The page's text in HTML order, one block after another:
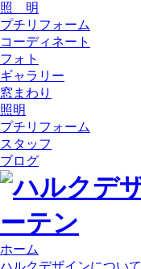
照 明
プチリフォーム
コーディネート
フォト
ギャラリー
窓まわり
照明
プチリフォーム
スタッフ
ブログ
ホーム
ハルクデザインについて